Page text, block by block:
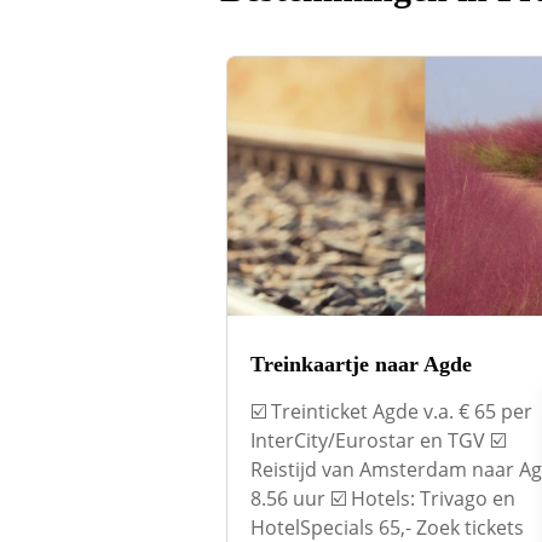
Treinkaartje naar Agde
☑️ Treinticket Agde v.a. € 65 per
InterCity/Eurostar en TGV ☑️
Reistijd van Amsterdam naar
8.56 uur ☑️ Hotels: Trivago en
HotelSpecials 65,- Zoek tickets